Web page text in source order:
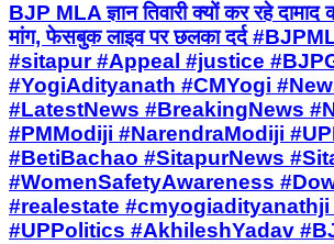
BJP MLA ज्ञान तिवारी क्यों कर रहे
मांग, फेसबुक लाइव पर छलका दर्द
#sitapur #Appeal #justice
#YogiAdityanath #CMYogi
#LatestNews #BreakingNews
#PMModiji #NarendraModiji
#BetiBachao #SitapurNews
#WomenSafetyAwareness
#realestate
#UPPolitics #AkhileshYadav